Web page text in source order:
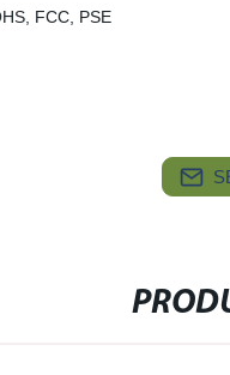
FCC, PSE